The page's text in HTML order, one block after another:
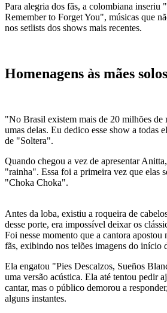
Para alegria dos fãs, a colombiana inseriu
Remember to Forget You", músicas que
nos setlists dos shows mais recentes.
Homenagens às mães solos
"No Brasil existem mais de 20 milhões de
umas delas. Eu dedico esse show a todas
de "Soltera".
Quando chegou a vez de apresentar
"rainha". Essa foi a primeira vez que elas
"Choka Choka".
Antes da loba, existiu a roqueira de
desse porte, era impossível deixar os
Foi nesse momento que a cantora apostou
fãs, exibindo nos telões imagens do início
Ela engatou "Pies Descalzos, Sueños
uma versão acústica. Ela até tentou pedir
cantar, mas o público demorou a
alguns instantes.